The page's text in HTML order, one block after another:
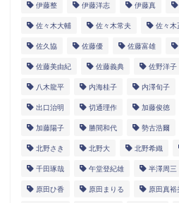
伊藤整 伊藤洋志 伊藤真
佐々木大輔 佐々木常夫 佐々木
佐久協 佐藤優 佐藤富雄
佐藤美由紀 佐藤義典 佐野洋子
八木龍平 内海桂子 内澤旬子
出口治明 切通理作 加藤俊徳
加藤陽子 勝間和代 勢古浩爾
北野さき 北野大 北野希織
千田琢哉 午堂登紀雄 半澤周三
原田ひ香 原田まりる 原田真裕